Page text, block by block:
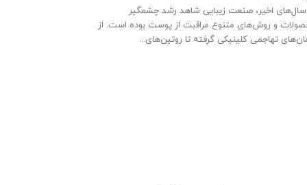
سال‌های اخیر، صنعت زیبایی شاهد رشد چشمگیر
و روش‌های متنوع مراقبت از پوست بوده است. از
تهاجمی کلینیکی گرفته تا روتین‌های...